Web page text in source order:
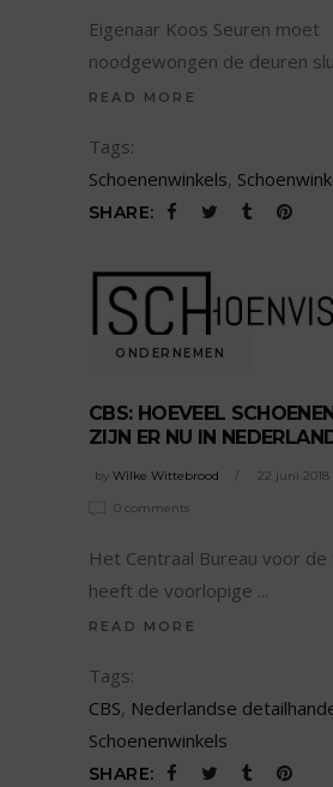
Eigenaar Koos Seuren moet
noodgewongen de deuren
READ MORE
Tags:
Schoenenwinkels,
SHARE:
ONDERNEMEN
CBS: HOEVEEL
ZIJN ER NU IN
by Wilke Wittebrood 22 juni 2018
0 comments
Het Centraal Bureau voor
heeft de voorlopige
READ MORE
Tags:
CBS, Nederlandse
Schoenenwinkels
SHARE: